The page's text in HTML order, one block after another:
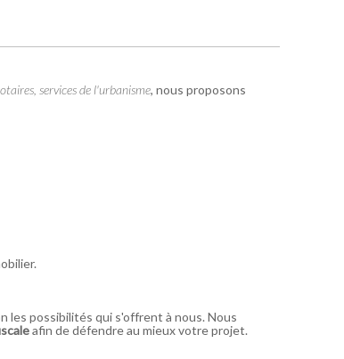
services de l'urbanisme, nous proposons
les possibilités qui s'offrent à nous. Nous
afin de défendre au mieux votre projet.